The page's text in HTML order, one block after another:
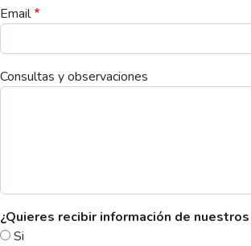
Email
Consultas y observaciones
¿Quieres recibir información de
Si